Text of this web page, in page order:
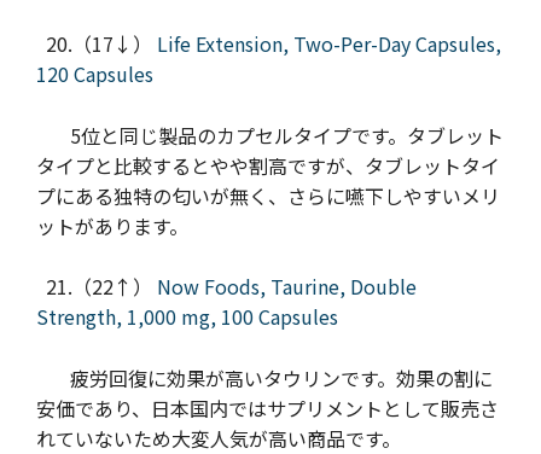
20.（17↓） Life Extension, Two-Per-Day Capsules,
120 Capsules
5位と同じ製品のカプセルタイプです。タブレット
タイプと比較するとやや割高ですが、タブレットタイ
プにある独特の匂いが無く、さらに嚥下しやすいメリ
ットがあります。
21.（22↑） Now Foods, Taurine, Double
Strength, 1,000 mg, 100 Capsules
疲労回復に効果が高いタウリンです。効果の割に
安価であり、日本国内ではサプリメントとして販売さ
れていないため大変人気が高い商品です。